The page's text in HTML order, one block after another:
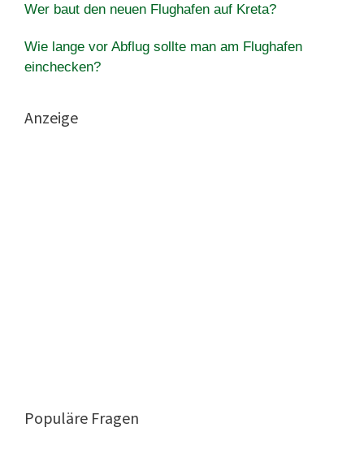
Wer baut den neuen Flughafen auf Kreta?
Wie lange vor Abflug sollte man am Flughafen
einchecken?
Anzeige
Populäre Fragen